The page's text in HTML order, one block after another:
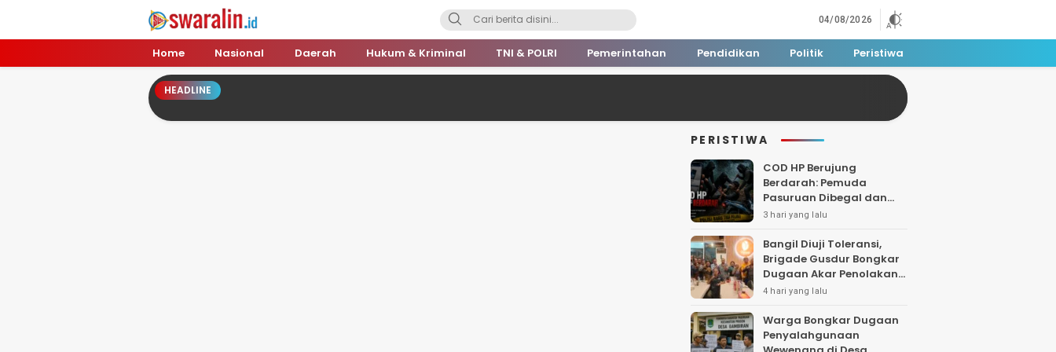
Swara Lin
Independent, Tajam & Profesional
04/08/2026
Home Nasional Daerah Hukum & Kriminal TNI & POLRI Pemerintahan Pendidikan Politik Peristiwa
HEADLINE
PERISTIWA
COD HP Berujung
Berdarah: Pemuda
Pasuruan Dibegal dan
Dibacok di Tengah Hutan
3 hari yang lalu
Bangil Diuji Toleransi,
Brigade Gusdur Bongkar
Dugaan Akar Penolakan
Tempat Ibadah
4 hari yang lalu
Warga Bongkar Dugaan
Penyalahgunaan